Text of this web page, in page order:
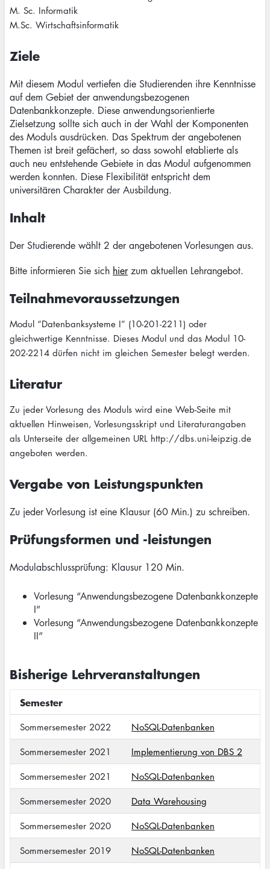
M. Sc. Informatik
M.Sc. Wirtschaftsinformatik
Ziele
Mit diesem Modul vertiefen die Studierenden ihre Kenntnisse
auf dem Gebiet der anwendungsbezogenen
Datenbankkonzepte. Diese anwendungsorientierte
Zielsetzung sollte sich auch in der Wahl der Komponenten
des Moduls ausdrücken. Das Spektrum der angebotenen
Themen ist breit gefächert, so dass sowohl etablierte als
auch neu entstehende Gebiete in das Modul aufgenommen
werden konnten. Diese Flexibilität entspricht dem
universitären Charakter der Ausbildung.
Inhalt
Der Studierende wählt 2 der angebotenen Vorlesungen aus.
Bitte informieren Sie sich hierzum aktuellen Lehrangebot.
Teilnahmevoraussetzungen
Modul “Datenbanksysteme I” (10-201-2211) oder
gleichwertige Kenntnisse. Dieses Modul und das Modul 10-
202-2214 dürfen nicht im gleichen Semester belegt werden.
Literatur
Zu jeder Vorlesung des Moduls wird eine Web-Seite mit
aktuellen Hinweisen, Vorlesungsskript und Literaturangaben
als Unterseite der allgemeinen URL http://dbs.uni-leipzig.de
angeboten werden.
Vergabe von Leistungspunkten
Zu jeder Vorlesung ist eine Klausur (60 Min.) zu schreiben.
Prüfungsformen und -leistungen
Modulabschlussprüfung: Klausur 120 Min.
Vorlesung “Anwendungsbezogene Datenbankkonzepte
I”
Vorlesung “Anwendungsbezogene Datenbankkonzepte
II”
Bisherige Lehrveranstaltungen
Semester
Sommersemester 2022 NoSQL-Datenbanken
Sommersemester 2021 Implementierung von DBS 2
Sommersemester 2021 NoSQL-Datenbanken
Sommersemester 2020 Data Warehousing
Sommersemester 2020 NoSQL-Datenbanken
Sommersemester 2019 NoSQL-Datenbanken